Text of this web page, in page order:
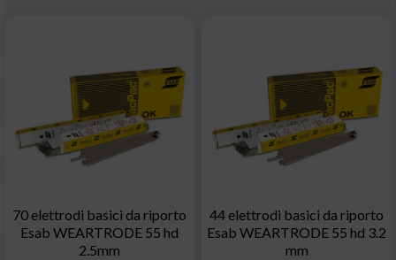
70 elettrodi basici da riporto
Esab WEARTRODE 55 hd
2.5mm
44 elettrodi basici da riporto
Esab WEARTRODE 55 hd 3.2
mm